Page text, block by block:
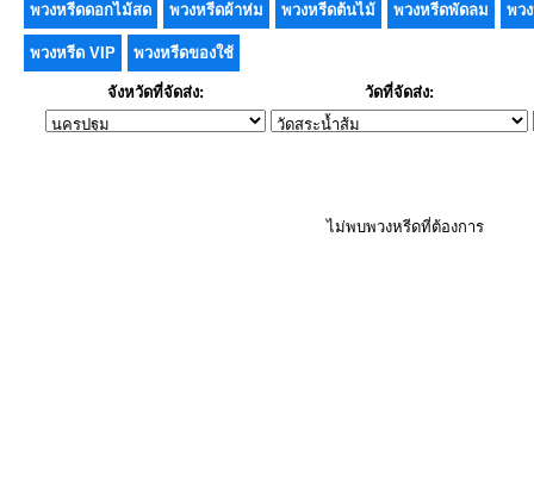
พวงหรีดดอกไม้สด พวงหรีดผ้าห่ม พวงหรีดต้นไม้ พวงหรีดพัดลม พว
พวงหรีด VIP พวงหรีดของใช้
จังหวัดที่จัดส่ง: วัดที่จัดส่ง:
ไม่พบพวงหรีดที่ต้องการ